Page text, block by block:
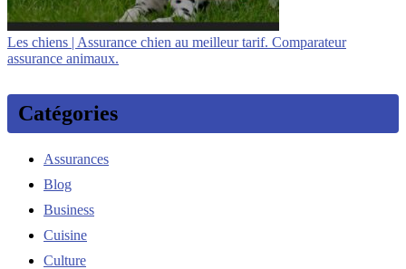
Les chiens | Assurance chien au meilleur tarif. Comparateur
assurance animaux.
Catégories
Assurances
Blog
Business
Cuisine
Culture